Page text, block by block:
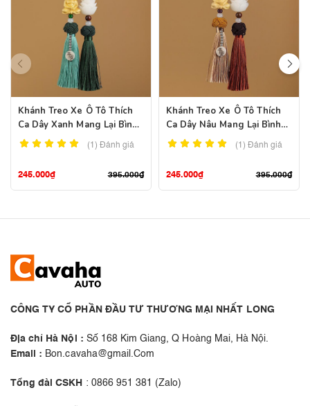
Khánh Treo Xe Ô Tô Thích
Ca Dây Xanh Mang Lại Bình
An, May Mắn
(1)Đánh giá
395.000₫
245.000₫
Khánh Treo Xe Ô Tô Thích
Ca Dây Nâu Mang Lại Bình
An, May Mắn
(1)Đánh giá
395.000₫
245.000₫
CÔNG TY CỔ PHẦN ĐẦU TƯ THƯƠNG MẠI NHẤT LONG
Địa chỉ Hà Nội : Số 168 Kim Giang, Q Hoàng Mai, Hà Nội.
Email : Bon.cavaha@gmail.Com
Tổng đài CSKH : 0866 951 381 (Zalo)